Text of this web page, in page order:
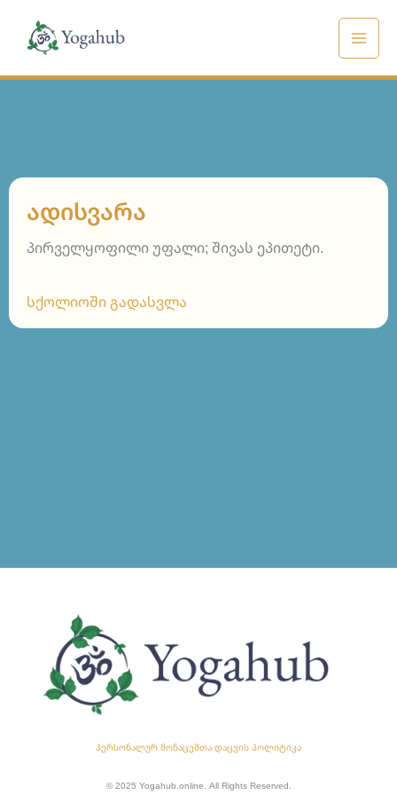
content
ᲐᲓᲘᲡᲕᲐᲠᲐ
პირველყოფილი უფალი; შივას ეპითეტი.
სქოლიოში გადასვლა
პერსონალურ მონაცემთა დაცვის პოლიტიკა
© 2025 Yogahub.online. All Rights Reserved.